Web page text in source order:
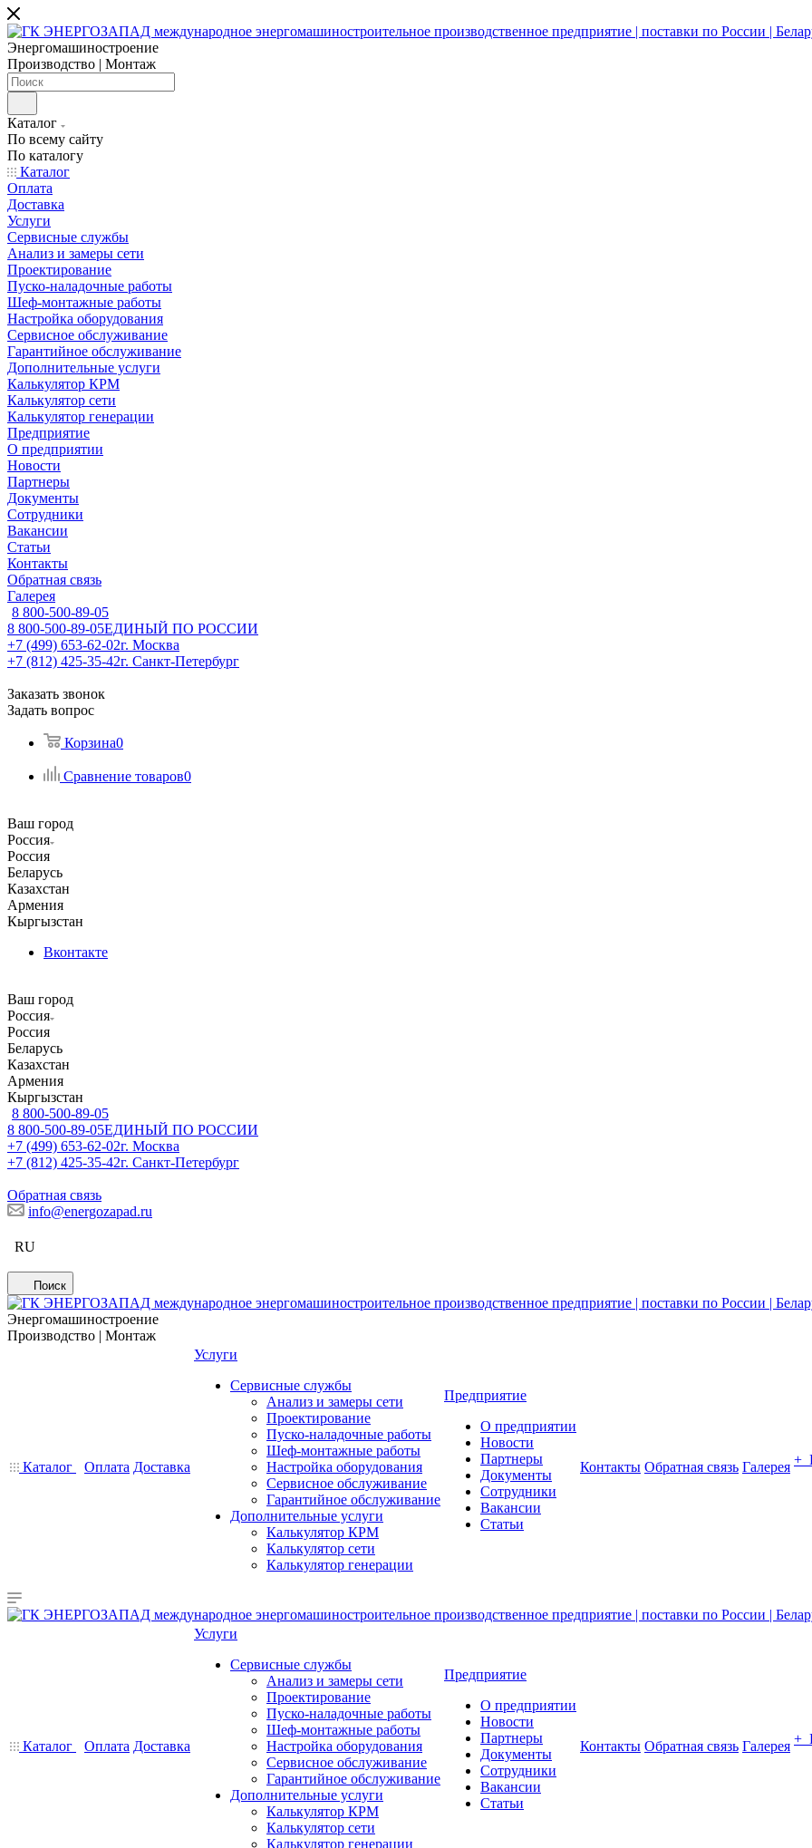
Энергомашиностроение
Производство | Монтаж
Каталог
По всему сайту
По каталогу
Каталог
Оплата
Доставка
Услуги
Сервисные службы
Анализ и замеры сети
Проектирование
Пуско-наладочные работы
Шеф-монтажные работы
Настройка оборудования
Сервисное обслуживание
Гарантийное обслуживание
Дополнительные услуги
Калькулятор КРМ
Калькулятор сети
Калькулятор генерации
Предприятие
О предприятии
Новости
Партнеры
Документы
Сотрудники
Вакансии
Статьи
Контакты
Обратная связь
Галерея
8 800-500-89-05
8 800-500-89-05ЕДИНЫЙ ПО РОССИИ
+7 (499) 653-62-02г. Москва
+7 (812) 425-35-42г. Санкт-Петербург
Заказать звонок
Задать вопрос
Корзина0
Сравнение товаров0
Ваш город
Россия
Россия
Беларусь
Казахстан
Армения
Кыргызстан
Вконтакте
Ваш город
Россия
Россия
Беларусь
Казахстан
Армения
Кыргызстан
8 800-500-89-05
8 800-500-89-05ЕДИНЫЙ ПО РОССИИ
+7 (499) 653-62-02г. Москва
+7 (812) 425-35-42г. Санкт-Петербург
Обратная связь
info@energozapad.ru
RU
Поиск
Энергомашиностроение
Производство | Монтаж
Каталог Оплата Доставка
Услуги
Сервисные службы
Анализ и замеры сети
Проектирование
Пуско-наладочные работы
Шеф-монтажные работы
Настройка оборудования
Сервисное обслуживание
Гарантийное обслуживание
Дополнительные услуги
Калькулятор КРМ
Калькулятор сети
Калькулятор генерации
Предприятие
О предприятии
Новости
Партнеры
Документы
Сотрудники
Вакансии
Статьи
Контакты Обратная связь Галерея +
Каталог Оплата Доставка
Услуги
Сервисные службы
Анализ и замеры сети
Проектирование
Пуско-наладочные работы
Шеф-монтажные работы
Настройка оборудования
Сервисное обслуживание
Гарантийное обслуживание
Дополнительные услуги
Калькулятор КРМ
Калькулятор сети
Калькулятор генерации
Предприятие
О предприятии
Новости
Партнеры
Документы
Сотрудники
Вакансии
Статьи
Контакты Обратная связь Галерея +